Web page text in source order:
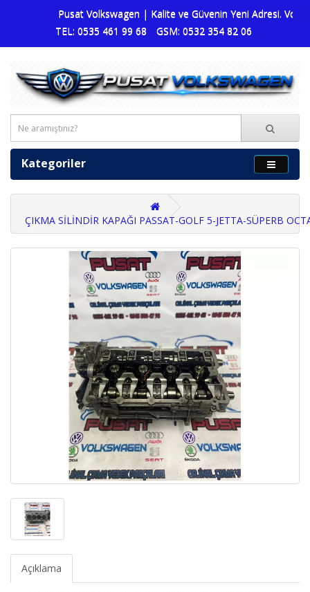
Pusat Volkswagen | Kalite ve Güvenin Yeni Adresi.
TEL: 0535 461 99 68
GSM: 0532 354 82 06
Kategoriler
ÇIKMA SİLİNDİR KAPAĞI PASSAT-GOLF 5-JETTA-SÜPERB
Açıklama